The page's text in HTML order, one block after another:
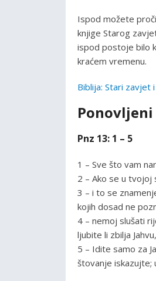
Ispod možete
knjige Starog
ispod postoje bilo
kraćem vremenu.
Biblija: Stari zavjet
Ponovljeni
Pnz 13: 1 – 5
1 – Sve što vam
2 – Ako se u tvojoj
3 – i to se
kojih dosad ne
4 – nemoj slušati
ljubite li zbilja
5 – Idite samo za
štovanje iskazujte;